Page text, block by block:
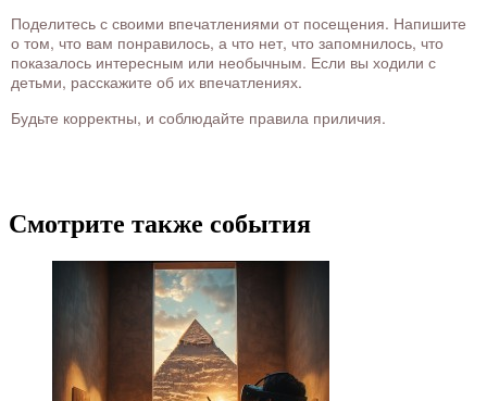
Поделитесь с своими впечатлениями от посещения. Напишите
о том, что вам понравилось, а что нет, что запомнилось, что
показалось интересным или необычным. Если вы ходили с
детьми, расскажите об их впечатлениях.
Будьте корректны, и соблюдайте правила приличия.
Смотрите также события